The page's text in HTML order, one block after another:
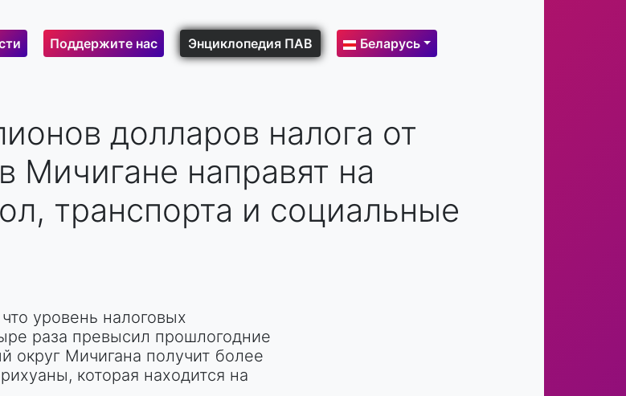
Поддержите нас Энциклопедия ПАВ Беларусь
долларов налога от
Мичигане направят на
транспорта и социальные
уровень налоговых
раза превысил прошлогодние
округ Мичигана получит более
которая находится на